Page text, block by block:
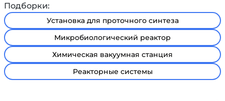
Подборки:
Установка для проточного синтеза
Микробиологический реактор
Химическая вакуумная станция
Реакторные системы